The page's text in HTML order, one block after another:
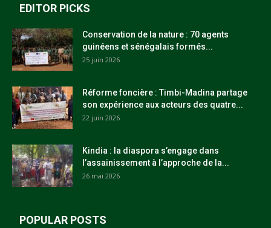
EDITOR PICKS
Conservation de la nature : 70 agents
guinéens et sénégalais formés...
25 juin 2026
Réforme foncière : Timbi-Madina partage
son expérience aux acteurs des quatre...
22 juin 2026
Kindia : la diaspora s’engage dans
l’assainissement à l’approche de la...
26 mai 2026
POPULAR POSTS